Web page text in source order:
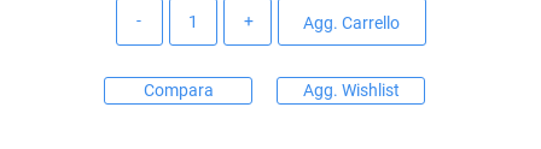
Agg. Carrello
Compara Agg. Wishlist